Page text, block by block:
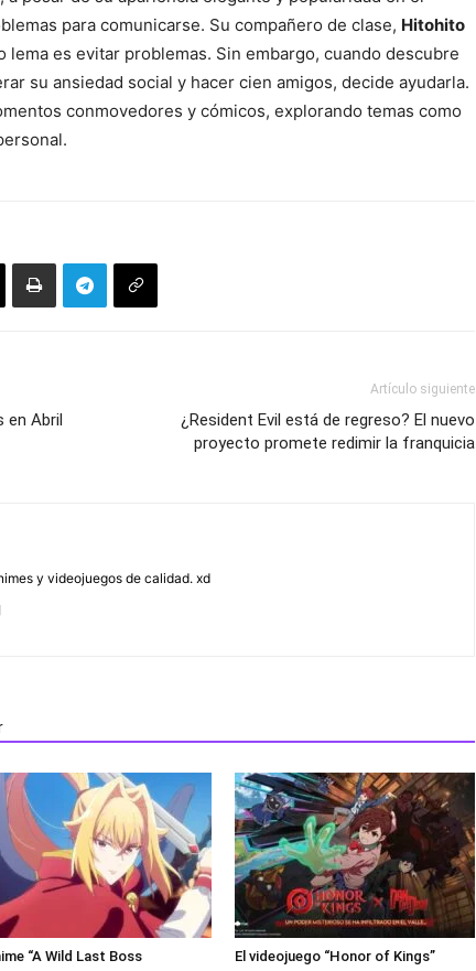
para comunicarse. Su compañero de clase, Hitohito
lema es evitar problemas. Sin embargo, cuando descubre
su ansiedad social y hacer cien amigos, decide ayudarla.
conmovedores y cómicos, explorando temas como
en Abril
Artículo siguiente
¿Resident Evil está de regreso? El nuevo
proyecto promete redimir la franquicia
y videojuegos de calidad. xd
“A Wild Last Boss
El videojuego “Honor of Kings”